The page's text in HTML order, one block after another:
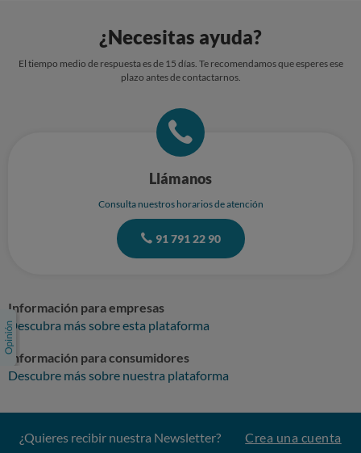
¿Necesitas ayuda?
El tiempo medio de respuesta es de 15 días. Te recomendamos que esperes ese
plazo antes de contactarnos.
Llámanos
Consulta nuestros horarios de atención
91 791 22 90
Información para empresas
Descubra más sobre esta plataforma
Información para consumidores
Descubre más sobre nuestra plataforma
¿Quieres recibir nuestra Newsletter? Crea una cuenta